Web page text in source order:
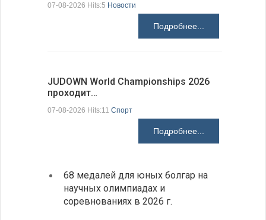
07-08-2026 Hits:5 Новости
Подробнее...
JUDOWN World Championships 2026
проходит…
07-08-2026 Hits:11 Спорт
Подробнее...
68 медалей для юных болгар на
научных олимпиадах и
соревнованиях в 2026 г.